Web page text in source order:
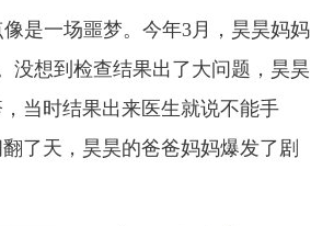
是一场噩梦。 今年3月，昊昊妈妈
想到检查结果出了大问题， 昊昊
当时结果出来医生就说不能手
了天， 昊昊的爸爸妈妈爆发了剧